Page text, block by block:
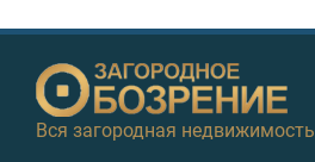
Вся загородная недвижимость